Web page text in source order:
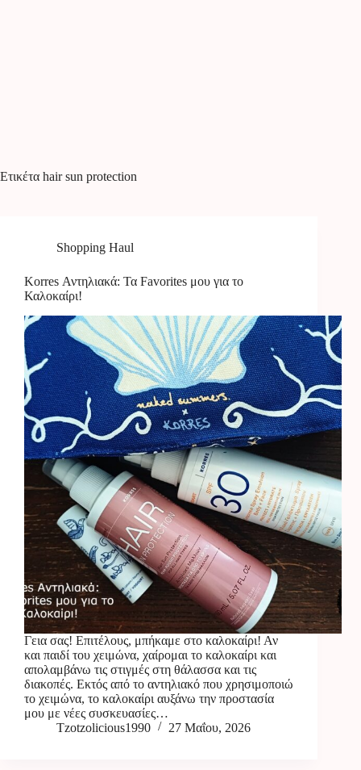
Ετικέτα hair sun protection
Shopping Haul
Korres Αντηλιακά: Τα Favorites μου για το
Καλοκαίρι!
Γεια σας! Επιτέλους, μπήκαμε στο καλοκαίρι! Αν
και παιδί του χειμώνα, χαίρομαι το καλοκαίρι και
απολαμβάνω τις στιγμές στη θάλασσα και τις
διακοπές. Εκτός από το αντηλιακό που χρησιμοποιώ
το χειμώνα, το καλοκαίρι αυξάνω την προστασία
μου με νέες συσκευασίες…
Tzotzolicious1990
27 Μαΐου, 2026